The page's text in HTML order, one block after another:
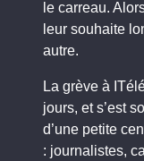
le carreau.
leur souhaite
autre.
La grève à
jours, et s’est
d’une petite
: journalistes,